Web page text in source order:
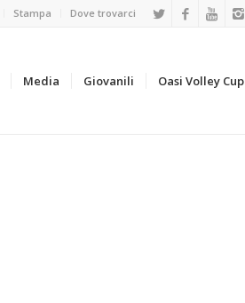
Stampa Dove trovarci
Media Giovanili Oasi Volley Cup